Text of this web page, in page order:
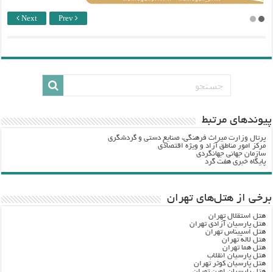
Next Prev
پيوندهاي مرتبط
پرتال وزارت ميراث فرهنگي، صنایع دستی و گردشگري
مرکز امور مناطق آزاد و ویژه اقتصادی
سازمان جهانی جهانگردی
پایگاه خبری هفت گرد
برخی از هتل‌های تهران
هتل استقلال تهران
هتل پارسیان آزادی تهران
هتل اسپیناس تهران
هتل لاله تهران
هتل هما تهران
هتل پارسیان انقلاب
هتل پارسیان کوثر تهران